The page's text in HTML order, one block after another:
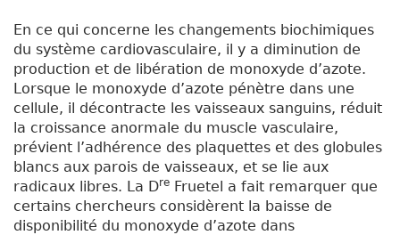
En ce qui concerne les changements biochimiques
du système cardiovasculaire, il y a diminution de
production et de libération de monoxyde d’azote.
Lorsque le monoxyde d’azote pénètre dans une
cellule, il décontracte les vaisseaux sanguins, réduit
la croissance anormale du muscle vasculaire,
prévient l’adhérence des plaquettes et des globules
blancs aux parois de vaisseaux, et se lie aux
radicaux libres. La Dre Fruetel a fait remarquer que
certains chercheurs considèrent la baisse de
disponibilité du monoxyde d’azote dans